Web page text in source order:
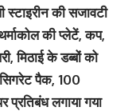
की सजावटी
की प्लेटें, कप,
मिठाई के डब्बों को
सिगरेट पैक, 100
प्रतिबंध लगाया गया